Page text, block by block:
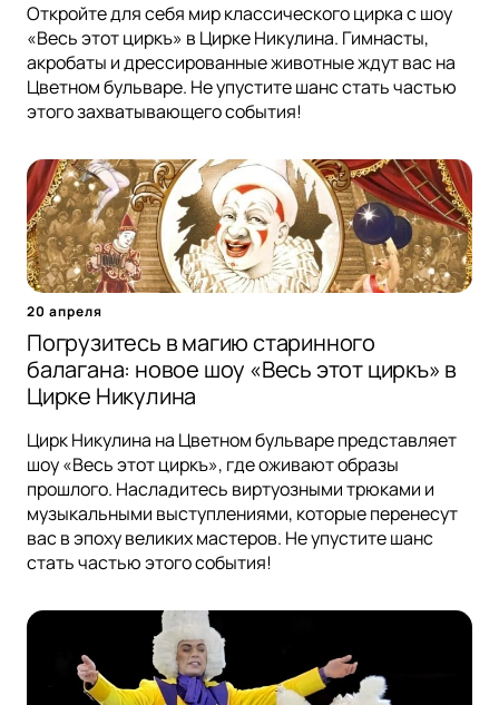
Откройте для себя мир классического цирка с шоу
«Весь этот циркъ» в Цирке Никулина. Гимнасты,
акробаты и дрессированные животные ждут вас на
Цветном бульваре. Не упустите шанс стать частью
этого захватывающего события!
20 апреля
Погрузитесь в магию старинного
балагана: новое шоу «Весь этот циркъ» в
Цирке Никулина
Цирк Никулина на Цветном бульваре представляет
шоу «Весь этот циркъ», где оживают образы
прошлого. Насладитесь виртуозными трюками и
музыкальными выступлениями, которые перенесут
вас в эпоху великих мастеров. Не упустите шанс
стать частью этого события!